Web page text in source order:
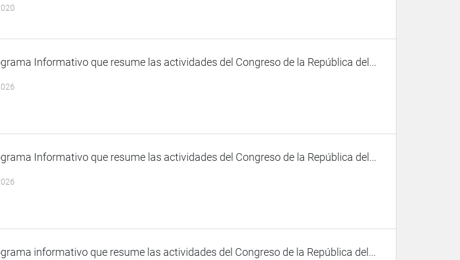
Informativo que resume las actividades del Congreso de la República del...
Informativo que resume las actividades del Congreso de la República del...
informativo que resume las actividades del Congreso de la República del...